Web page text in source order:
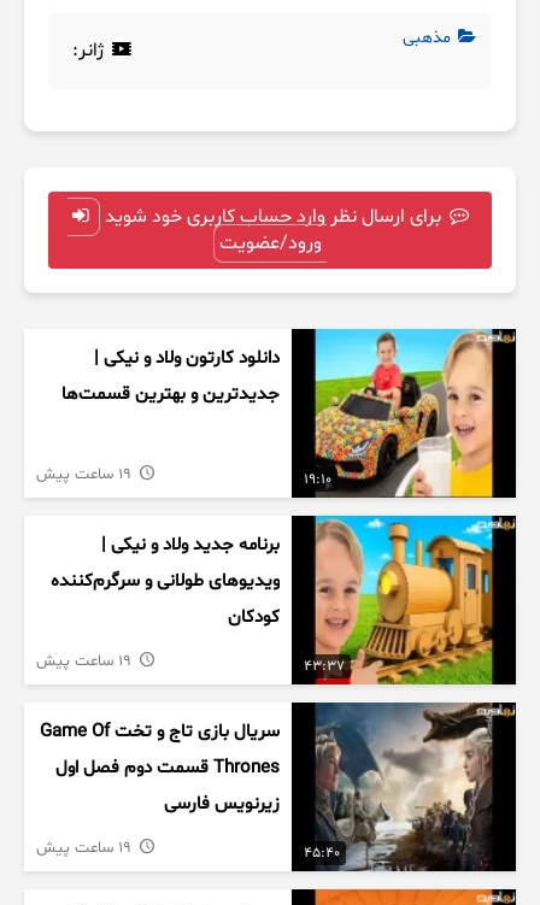
مذهبی ژانر:
برای ارسال نظر وارد حساب کاربری خود شوید
ورود/عضویت
19:10
دانلود کارتون ولاد و نیکی |
جدیدترین و بهترین قسمت‌ها
43:37
برنامه جدید ولاد و نیکی |
ویدیوهای طولانی و سرگرم‌کننده
کودکان
45:40
سریال بازی تاج و تخت Game Of
Thrones قسمت دوم فصل اول
زیرنویس فارسی